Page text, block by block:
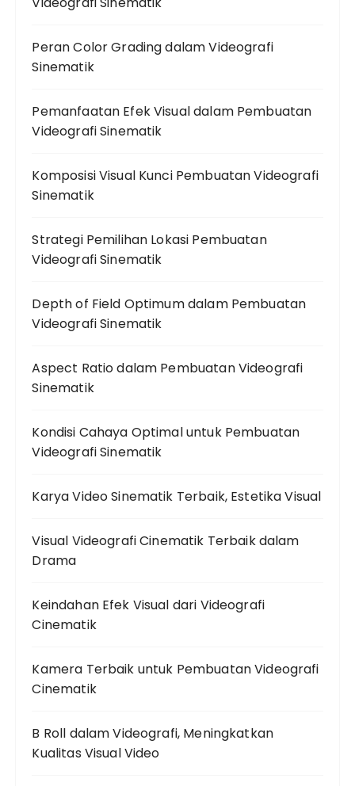
Peran Color Grading dalam Videografi
Sinematik
Pemanfaatan Efek Visual dalam Pembuatan
Videografi Sinematik
Komposisi Visual Kunci Pembuatan Videografi
Sinematik
Strategi Pemilihan Lokasi Pembuatan
Videografi Sinematik
Depth of Field Optimum dalam Pembuatan
Videografi Sinematik
Aspect Ratio dalam Pembuatan Videografi
Sinematik
Kondisi Cahaya Optimal untuk Pembuatan
Videografi Sinematik
Karya Video Sinematik Terbaik, Estetika Visual
Visual Videografi Cinematik Terbaik dalam
Drama
Keindahan Efek Visual dari Videografi
Cinematik
Kamera Terbaik untuk Pembuatan Videografi
Cinematik
B Roll dalam Videografi, Meningkatkan
Kualitas Visual Video